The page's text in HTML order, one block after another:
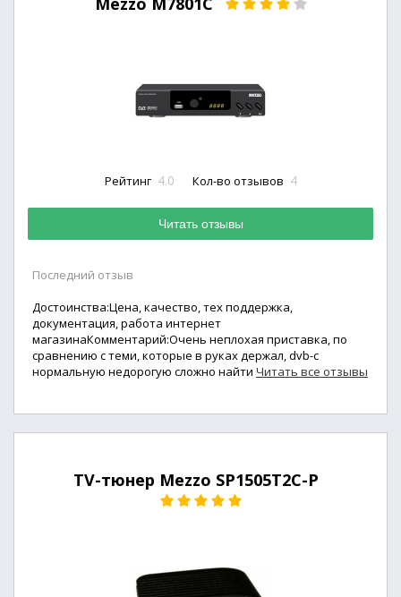
Рейтинг 4.0 Кол-во отзывов 4
Читать отзывы
Последний отзыв
Достоинства:Цена, качество, тех поддержка,
документация, работа интернет
магазинаКомментарий:Очень неплохая приставка, по
сравнению с теми, которые в руках держал, dvb-c
нормальную недорогую сложно найти Читать все отзывы
TV-тюнер Mezzo SP1505T2C-P